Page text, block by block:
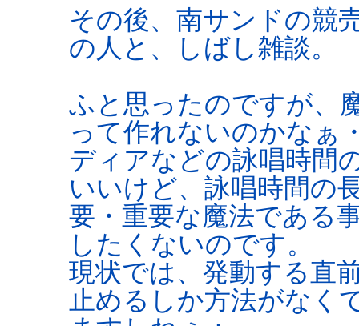
その後、南サンドの競
の人と、しばし雑談。
ふと思ったのですが、
って作れないのかなぁ
ディアなどの詠唱時間
いいけど、詠唱時間の
要・重要な魔法である
したくないのです。
現状では、発動する直
止めるしか方法がなく